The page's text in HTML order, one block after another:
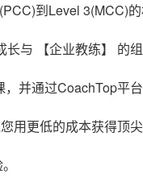
到Level 3(MCC)的
与 【企业教练】 的组
并通过CoachTop平
用更低的成本获得顶尖